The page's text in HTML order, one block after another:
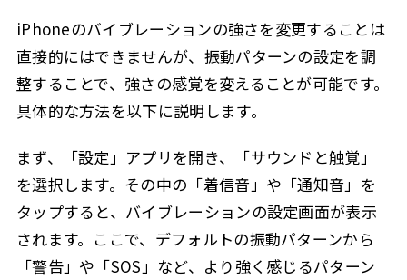
iPhoneのバイブレーションの強さを変更することは
直接的にはできませんが、振動パターンの設定を調
整することで、強さの感覚を変えることが可能です。
具体的な方法を以下に説明します。
まず、「設定」アプリを開き、「サウンドと触覚」
を選択します。その中の「着信音」や「通知音」を
タップすると、バイブレーションの設定画面が表示
されます。ここで、デフォルトの振動パターンから
「警告」や「SOS」など、より強く感じるパターン